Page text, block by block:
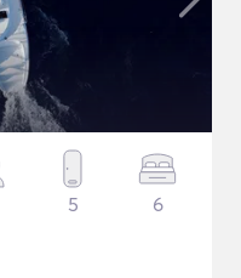
5 6